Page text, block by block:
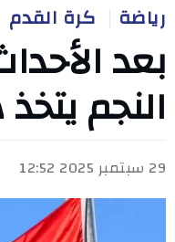
رياضة كرة القدم
بعد
النجم
29 سبتمبر 2025 12:52